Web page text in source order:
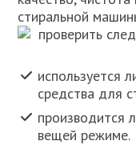
стиральной
проверить
используется
средства для
производится
вещей режиме.